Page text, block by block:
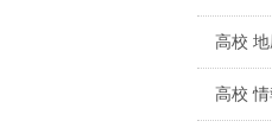
高校
高校